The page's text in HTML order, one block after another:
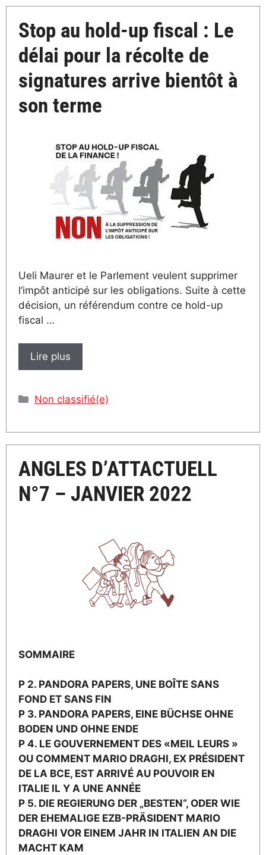
Stop au hold-up fiscal : Le
délai pour la récolte de
signatures arrive bientôt à
son terme
Ueli Maurer et le Parlement veulent supprimer
l’impôt anticipé sur les obligations. Suite à cette
décision, un référendum contre ce hold-up
fiscal …
Lire plus
Catégories
Non classifié(e)
ANGLES D’ATTACTUELL
N°7 – JANVIER 2022
SOMMAIRE
P 2. PANDORA PAPERS, UNE BOÎTE SANS
FOND ET SANS FIN
P 3. PANDORA PAPERS, EINE BÜCHSE OHNE
BODEN UND OHNE ENDE
P 4. LE GOUVERNEMENT DES «MEIL LEURS »
OU COMMENT MARIO DRAGHI, EX PRÉSIDENT
DE LA BCE, EST ARRIVÉ AU POUVOIR EN
ITALIE IL Y A UNE ANNÉE
P 5. DIE REGIERUNG DER „BESTEN“, ODER WIE
DER EHEMALIGE EZB-PRÄSIDENT MARIO
DRAGHI VOR EINEM JAHR IN ITALIEN AN DIE
MACHT KAM